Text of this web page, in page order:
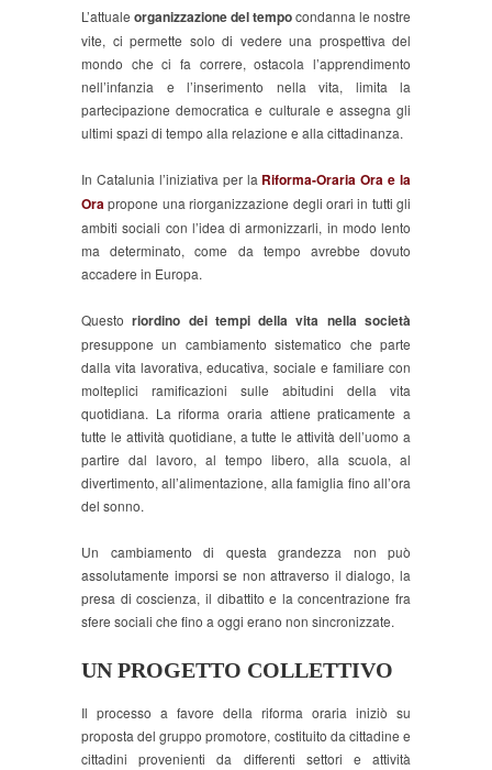
L’attuale organizzazione del tempocondanna le nostre
vite, ci permette solo di vedere una prospettiva del
mondo che ci fa correre, ostacola l’apprendimento
nell’infanzia e l’inserimento nella vita, limita la
partecipazione democratica e culturale e assegna gli
ultimi spazi di tempo alla relazione e alla cittadinanza.
In Catalunia l’iniziativa per la Riforma-Oraria Ora e la
Orapropone una riorganizzazione degli orari in tutti gli
ambiti sociali con l’idea di armonizzarli, in modo lento
ma determinato, come da tempo avrebbe dovuto
accadere in Europa.
Questoriordino dei tempi della vita nella società
presuppone un cambiamento sistematico che parte
dalla vita lavorativa, educativa, sociale e familiare con
molteplici ramificazioni sulle abitudini della vita
quotidiana. La riforma oraria attiene praticamente a
tutte le attività quotidiane, a tutte le attività dell’uomo a
partire dal lavoro, al tempo libero, alla scuola, al
divertimento, all’alimentazione, alla famiglia fino all’ora
del sonno.
Un cambiamento di questa grandezza non può
assolutamente imporsi se non attraverso il dialogo, la
presa di coscienza, il dibattito e la concentrazione fra
sfere sociali che fino a oggi erano non sincronizzate.
UN PROGETTO COLLETTIVO
Il processo a favore della riforma oraria iniziò su
proposta del gruppo promotore, costituito da cittadine e
cittadini provenienti da differenti settori e attività